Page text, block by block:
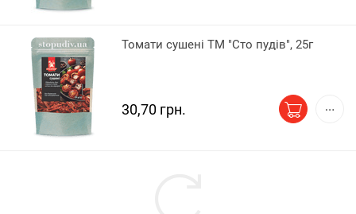
Томати сушені ТМ "Сто пудів", 25г
30,70 грн.